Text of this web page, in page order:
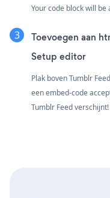
Your code block will
Toevoegen aan
Setup editor
Plak boven Tumblr
een embed-code
Tumblr Feed verschijnt!